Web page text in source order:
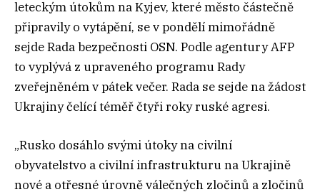
leteckým útokům na Kyjev, které město částečně
připravily o vytápění, se v pondělí mimořádně
sejde Rada bezpečnosti OSN. Podle agentury AFP
to vyplývá z upraveného programu Rady
zveřejněném v pátek večer. Rada se sejde na žádost
Ukrajiny čelící téměř čtyři roky ruské agresi.
„Rusko dosáhlo svými útoky na civilní
obyvatelstvo a civilní infrastrukturu na Ukrajině
nové a otřesné úrovně válečných zločinů a zločinů